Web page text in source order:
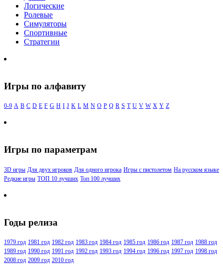
Логические
Ролевые
Симуляторы
Спортивные
Стратегии
Игры по алфавиту
0-9 A B C D E F G H I J K L M N O P Q R S T U V W X Y Z
Игры по параметрам
3D игры Для двух игроков Для одного игрока Игры с пистолетом На русском языке
Редкие игры ТОП 10 лучших Топ 100 лучших
Годы релиза
1979 год 1981 год 1982 год 1983 год 1984 год 1985 год 1986 год 1987 год 1988 год
1989 год 1990 год 1991 год 1992 год 1993 год 1994 год 1996 год 1997 год 1998 год
2008 год 2009 год 2010 год